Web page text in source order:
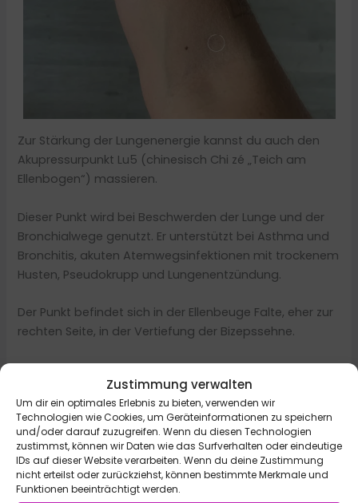
Zustimmung verwalten
Um dir ein optimales Erlebnis zu bieten, verwenden wir
Technologien wie Cookies, um Geräteinformationen zu speichern
und/oder darauf zuzugreifen. Wenn du diesen Technologien
zustimmst, können wir Daten wie das Surfverhalten oder eindeutige
IDs auf dieser Website verarbeiten. Wenn du deine Zustimmung
nicht erteilst oder zurückziehst, können bestimmte Merkmale und
Funktionen beeinträchtigt werden.
Zur Stärkung der Lungenenergie kannst du auch den
Akupressurpunkt Lu5 (chinesisch Chi zé „Teich am
Ellenbogen“) massieren.
Dieser Punkt wird bei Beschwerden der Lunge und der
Bronchialwege genutzt. Er unterstützt bei Asthma und
Bronchitis, akuten Atemwegsinfektionen mit trockenem
Husten, Pseudokrupp und Lungenentzündung.
Der Punkt befindet sich in der Ellenbeuge Falte, eher zur
rechten Seite, in der Vertiefung der Bizepssehne.
Sekunden lang, kreisend und mit leichtem Druck. Du
kannst die Behandlung 2 oder 3 mal täglich anwenden.
Probiere die Massage dieses Punktes auch, wenn du
z.b. Schwere oder Unwohlsein im Brustkorb spürst.
Fazit